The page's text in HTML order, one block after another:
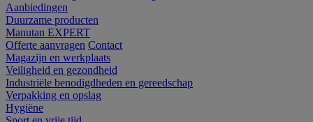
Aanbiedingen
Duurzame producten
Manutan EXPERT
Offerte aanvragen Contact
Magazijn en werkplaats
Veiligheid en gezondheid
Industriële benodigdheden en gereedschap
Verpakking en opslag
Hygiëne